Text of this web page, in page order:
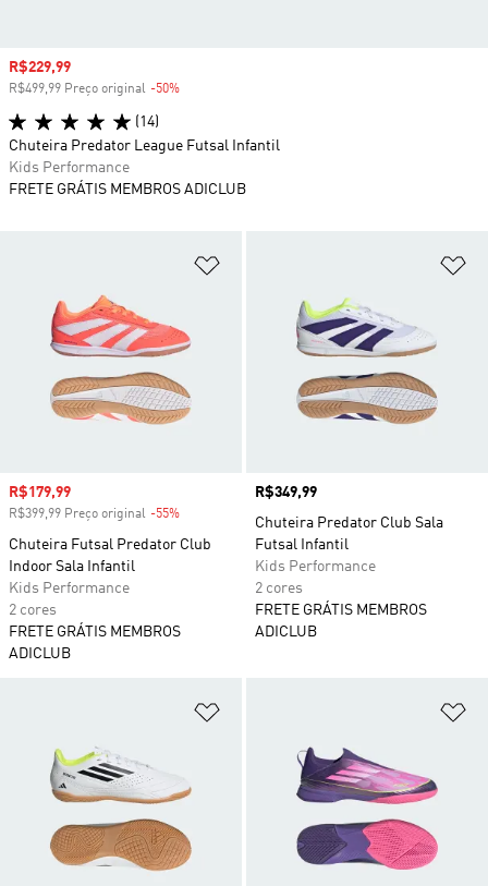
Preço com desconto
R$179,99
R$399,99 Preço original -55%
Chuteira Futsal Predator Club
Indoor Sala Infantil
Kids Performance
2 cores
FRETE GRÁTIS MEMBROS
ADICLUB
Preço
R$349,99
Chuteira Predator Club Sala
Futsal Infantil
Kids Performance
2 cores
FRETE GRÁTIS MEMBROS
ADICLUB
Preço com desconto
R$229,99
R$499,99 Preço original -50%
(14)
Chuteira Predator League Futsal Infantil
Kids Performance
FRETE GRÁTIS MEMBROS ADICLUB